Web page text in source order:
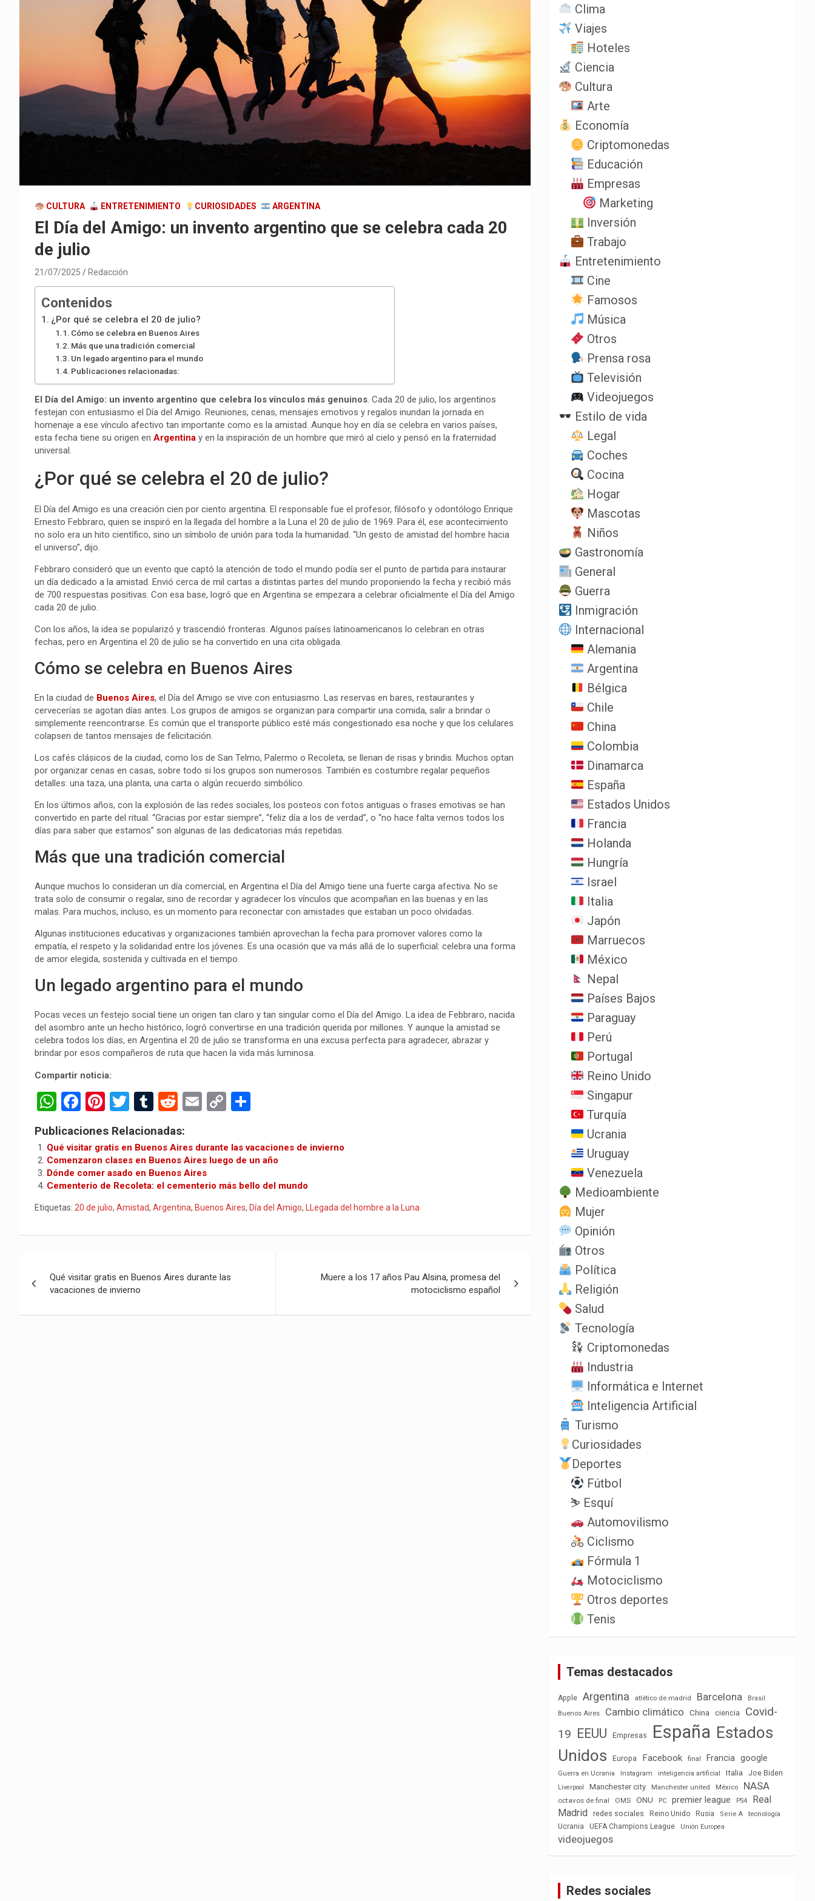
CULTURA ENTRETENIMIENTO CURIOSIDADES ARGENTINA
El Día del Amigo: un invento argentino que se celebra cada 20
de julio
21/07/2025 Redacción
Contenidos
¿Por qué se celebra el 20 de julio?
Cómo se celebra en Buenos Aires
Más que una tradición comercial
Un legado argentino para el mundo
Publicaciones relacionadas:
El Día del Amigo: un invento argentino que celebra los vínculos más genuinos. Cada 20 de julio, los argentinos
festejan con entusiasmo el Día del Amigo. Reuniones, cenas, mensajes emotivos y regalos inundan la jornada en
homenaje a ese vínculo afectivo tan importante como es la amistad. Aunque hoy en día se celebra en varios países,
esta fecha tiene su origen en Argentina y en la inspiración de un hombre que miró al cielo y pensó en la fraternidad
universal.
¿Por qué se celebra el 20 de julio?
El Día del Amigo es una creación cien por ciento argentina. El responsable fue el profesor, filósofo y odontólogo Enrique
Ernesto Febbraro, quien se inspiró en la llegada del hombre a la Luna el 20 de julio de 1969. Para él, ese acontecimiento
no solo era un hito científico, sino un símbolo de unión para toda la humanidad. “Un gesto de amistad del hombre hacia
el universo”, dijo.
Febbraro consideró que un evento que captó la atención de todo el mundo podía ser el punto de partida para instaurar
un día dedicado a la amistad. Envió cerca de mil cartas a distintas partes del mundo proponiendo la fecha y recibió más
de 700 respuestas positivas. Con esa base, logró que en Argentina se empezara a celebrar oficialmente el Día del Amigo
cada 20 de julio.
Con los años, la idea se popularizó y trascendió fronteras. Algunos países latinoamericanos lo celebran en otras
fechas, pero en Argentina el 20 de julio se ha convertido en una cita obligada.
Cómo se celebra en Buenos Aires
En la ciudad de Buenos Aires, el Día del Amigo se vive con entusiasmo. Las reservas en bares, restaurantes y
cervecerías se agotan días antes. Los grupos de amigos se organizan para compartir una comida, salir a brindar o
simplemente reencontrarse. Es común que el transporte público esté más congestionado esa noche y que los celulares
colapsen de tantos mensajes de felicitación.
Los cafés clásicos de la ciudad, como los de San Telmo, Palermo o Recoleta, se llenan de risas y brindis. Muchos optan
por organizar cenas en casas, sobre todo si los grupos son numerosos. También es costumbre regalar pequeños
detalles: una taza, una planta, una carta o algún recuerdo simbólico.
En los últimos años, con la explosión de las redes sociales, los posteos con fotos antiguas o frases emotivas se han
convertido en parte del ritual. “Gracias por estar siempre”, “feliz día a los de verdad”, o “no hace falta vernos todos los
días para saber que estamos” son algunas de las dedicatorias más repetidas.
Más que una tradición comercial
Aunque muchos lo consideran un día comercial, en Argentina el Día del Amigo tiene una fuerte carga afectiva. No se
trata solo de consumir o regalar, sino de recordar y agradecer los vínculos que acompañan en las buenas y en las
malas. Para muchos, incluso, es un momento para reconectar con amistades que estaban un poco olvidadas.
Algunas instituciones educativas y organizaciones también aprovechan la fecha para promover valores como la
empatía, el respeto y la solidaridad entre los jóvenes. Es una ocasión que va más allá de lo superficial: celebra una forma
de amor elegida, sostenida y cultivada en el tiempo.
Un legado argentino para el mundo
Pocas veces un festejo social tiene un origen tan claro y tan singular como el Día del Amigo. La idea de Febbraro, nacida
del asombro ante un hecho histórico, logró convertirse en una tradición querida por millones. Y aunque la amistad se
celebra todos los días, en Argentina el 20 de julio se transforma en una excusa perfecta para agradecer, abrazar y
brindar por esos compañeros de ruta que hacen la vida más luminosa.
Compartir noticia:
W
h
at
s
A
p
p
F
a
ce
b
o
o
k
Pi
nt
er
es
t
T
wi
tt
er
T
m
bl
r
R
d
di
t
E
ail
C
py
Li
n
k
m
p
ar
tir
Publicaciones Relacionadas:
Qué visitar gratis en Buenos Aires durante las vacaciones de invierno
Comenzaron clases en Buenos Aires luego de un año
Dónde comer asado en Buenos Aires
Cementerio de Recoleta: el cementerio más bello del mundo
Etiquetas: 20 de julio, Amistad, Argentina, Buenos Aires, Día del Amigo, LLegada del hombre a la Luna
de
entradas
Qué visitar gratis en Buenos Aires durante las
vacaciones de invierno
Muere a los 17 años Pau Alsina, promesa del
motociclismo español
Clima
Viajes
Hoteles
Ciencia
Cultura
Arte
Economía
Criptomonedas
Educación
Empresas
Marketing
Inversión
Trabajo
Entretenimiento
Cine
Famosos
Música
Otros
Prensa rosa
Televisión
Videojuegos
Estilo de vida
Legal
Coches
Cocina
Hogar
Mascotas
Niños
Gastronomía
General
Guerra
Inmigración
Internacional
Alemania
Argentina
Bélgica
Chile
China
Colombia
Dinamarca
España
Estados Unidos
Francia
Holanda
Hungría
Israel
Italia
Japón
Marruecos
México
Nepal
Países Bajos
Paraguay
Perú
Portugal
Reino Unido
Singapur
Turquía
Ucrania
Uruguay
Venezuela
Medioambiente
Mujer
Opinión
Otros
Política
Religión
Salud
Tecnología
Criptomonedas
Industria
Informática e Internet
Inteligencia Artificial
Turismo
Curiosidades
Deportes
Fútbol
⛷️ Esquí
Automovilismo
Ciclismo
Fórmula 1
Motociclismo
Otros deportes
Tenis
Temas destacados
Apple Argentina atlético de madrid Barcelona
Brasil
Buenos Aires
Cambio climático China ciencia
Covid-
19
EEUU Empresas España Estados
Unidos
Europa Facebook final Francia google
Guerra en Ucrania Instagram inteligencia artificial Italia Joe Biden
Liverpool Manchester city Manchester united México NASA
octavos de final OMS ONU PC premier league PS4
Real
Madrid
redes sociales Reino Unido Rusia Serie A
tecnología
Ucrania
UEFA Champions League Unión Europea
videojuegos
Redes sociales